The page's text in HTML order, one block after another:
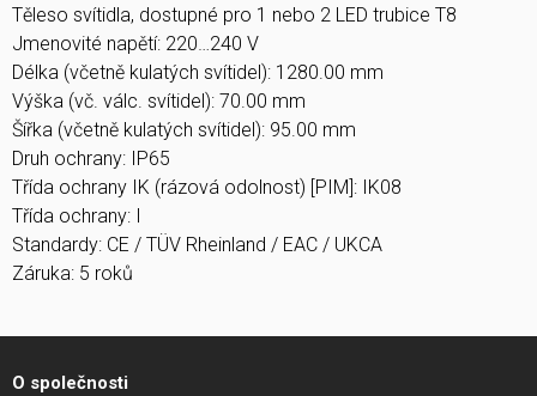
Těleso svítidla, dostupné pro 1 nebo 2 LED trubice T8
Jmenovité napětí: 220…240 V
Délka (včetně kulatých svítidel): 1280.00 mm
Výška (vč. válc. svítidel): 70.00 mm
Šířka (včetně kulatých svítidel): 95.00 mm
Druh ochrany: IP65
Třída ochrany IK (rázová odolnost) [PIM]: IK08
Třída ochrany: I
Standardy: CE / TÜV Rheinland / EAC / UKCA
Záruka: 5 roků
O společnosti